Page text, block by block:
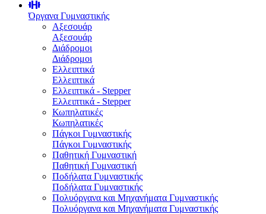
Όργανα Γυμναστικής
Αξεσουάρ
Αξεσουάρ
Διάδρομοι
Διάδρομοι
Ελλειπτικά
Ελλειπτικά
Ελλειπτικά - Stepper
Ελλειπτικά - Stepper
Κωπηλατικές
Κωπηλατικές
Πάγκοι Γυμναστικής
Πάγκοι Γυμναστικής
Παθητική Γυμναστική
Παθητική Γυμναστική
Ποδήλατα Γυμναστικής
Ποδήλατα Γυμναστικής
Πολυόργανα και Μηχανήματα Γυμναστικής
Πολυόργανα και Μηχανήματα Γυμναστικής